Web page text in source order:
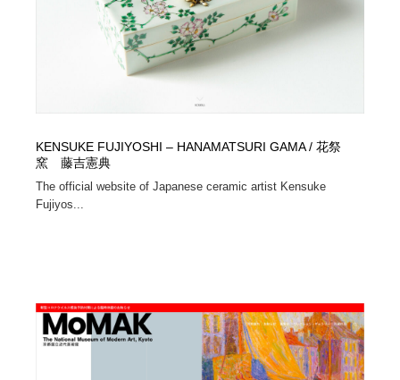
KENSUKE FUJIYOSHI – HANAMATSURI GAMA / 花祭
窯 藤吉憲典
The official website of Japanese ceramic artist Kensuke
Fujiyos...